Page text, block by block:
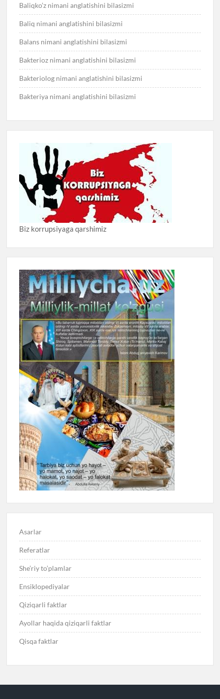
Baliqko’z nimani anglatishini bilasizmi
Baliq nimani anglatishini bilasizmi
Balans nimani anglatishini bilasizmi
Bakterioz nimani anglatishini bilasizmi
Bakteriolog nimani anglatishini bilasizmi
Bakteriya nimani anglatishini bilasizmi
Biz korrupsiyaga qarshimiz
Asarlar
Referatlar
She’riy to’plamlar
Ensiklopediyalar
Qiziqarli faktlar
Ayollar haqida qiziqarli faktlar
Qisqa faktlar